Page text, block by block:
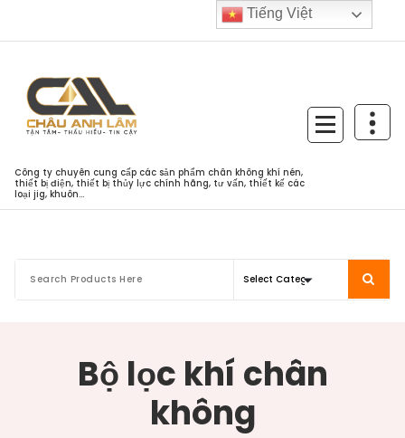
Công ty chuyên cung cấp các sản phẩm chân không khí nén,
thiết bị điện, thiết bị thủy lực chính hãng, tư vấn, thiết kế các
loại jig, khuôn...
Bộ lọc khí chân
không
Tiếng Việt